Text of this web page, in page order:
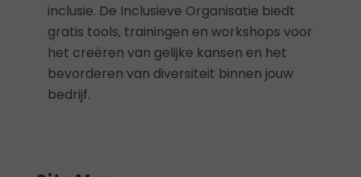
inclusie. De Inclusieve Organisatie biedt
gratis tools, trainingen en workshops voor
het creëren van gelijke kansen en het
bevorderen van diversiteit binnen jouw
bedrijf.